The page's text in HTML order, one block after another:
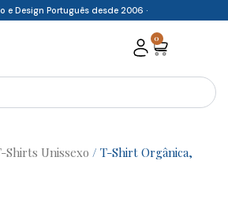
e Design Português desde 2006 ·
0
Cart
Shirts Unissexo / T-Shirt Orgânica,